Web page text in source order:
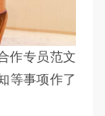
作专员范文
等事项作了